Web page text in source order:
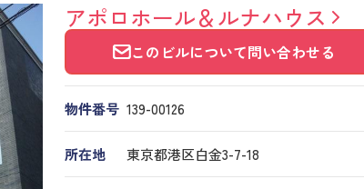
アポロホール＆ルナハウス
このビルについて問い合わせる
物件番号 139​-​00126
所在地 東京都港区白金3-7-18